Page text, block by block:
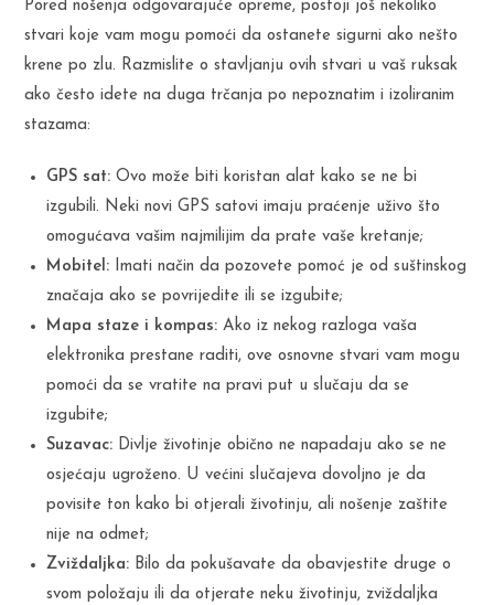
Pored nošenja odgovarajuće opreme, postoji još nekoliko
stvari koje vam mogu pomoći da ostanete sigurni ako nešto
krene po zlu. Razmislite o stavljanju ovih stvari u vaš ruksak
ako često idete na duga trčanja po nepoznatim i izoliranim
stazama:
GPS sat: Ovo može biti koristan alat kako se ne bi
izgubili. Neki novi GPS satovi imaju praćenje uživo što
omogućava vašim najmilijim da prate vaše kretanje;
Mobitel: Imati način da pozovete pomoć je od suštinskog
značaja ako se povrijedite ili se izgubite;
Mapa staze i kompas:Ako iz nekog razloga vaša
elektronika prestane raditi, ove osnovne stvari vam mogu
pomoći da se vratite na pravi put u slučaju da se
izgubite;
Suzavac: Divlje životinje obično ne napadaju ako se ne
osjećaju ugroženo. U većini slučajeva dovoljno je da
povisite ton kako bi otjerali životinju, ali nošenje zaštite
nije na odmet;
Zviždaljka: Bilo da pokušavate da obavjestite druge o
svom položaju ili da otjerate neku životinju, zviždaljka